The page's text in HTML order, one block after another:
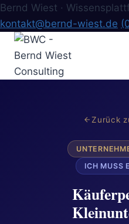
Bernd Wiest ·
kontakt@bernd-wiest.de
Zum
Inhalt
springen
Zurück
ICH MUSS